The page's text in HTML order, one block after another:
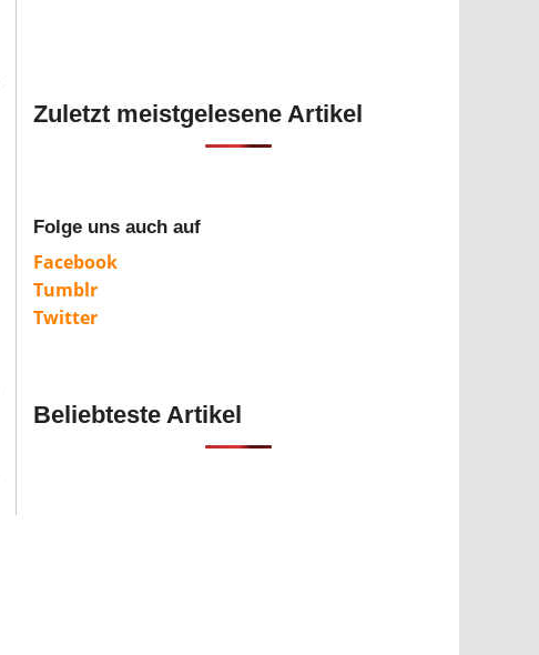
Zuletzt meistgelesene Artikel
Folge uns auch auf
Facebook
Tumblr
Twitter
Beliebteste Artikel